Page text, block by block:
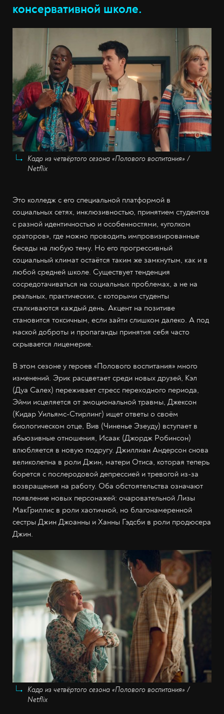
консервативной школе.
Кадр из четвёртого сезона «Полового воспитания» /
Netflix
Это колледж с его специальной платформой в
социальных сетях, инклюзивностью, принятием студентов
с разной идентичностью и особенностями, «уголком
ораторов», где можно проводить импровизированные
беседы на любую тему. Но его прогрессивный
социальный климат остаётся таким же замкнутым, как и в
любой средней школе. Существует тенденция
сосредотачиваться на социальных проблемах, а не на
реальных, практических, с которыми студенты
сталкиваются каждый день. Акцент на позитиве
становится токсичным, если зайти слишком далеко. А под
маской доброты и пропаганды принятия себя часто
скрывается лицемерие.
В этом сезоне у героев «Полового воспитания» много
изменений. Эрик расцветает среди новых друзей, Кэл
(Дуа Салех) переживает стресс переходного периода,
Эйми исцеляется от эмоциональной травмы, Джексон
(Кидар Уильямс-Стирлинг) ищет ответы о своём
биологическом отце, Вив (Чиненье Эзеуду) вступает в
абьюзивные отношения, Исаак (Джордж Робинсон)
влюбляется в новую подругу. Джиллиан Андерсон снова
великолепна в роли Джин, матери Отиса, которая теперь
борется с послеродовой депрессией и тревогой из-за
возвращения на работу. Оба обстоятельства означают
появление новых персонажей: очаровательной Лизы
МакГриллис в роли хаотичной, но благонамеренной
сестры Джин Джоанны и Ханны Гэдсби в роли продюсера
Джин.
Кадр из четвёртого сезона «Полового воспитания» /
Netflix